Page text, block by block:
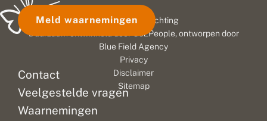
Contact
Veelgestelde vragen
Waarnemingen
Meld waarnemingen
© 2026 Vlinderstichting
Duurzaam ontwikkeld doorGo2People, ontworpen door
Blue Field Agency
Privacy
Disclaimer
Sitemap